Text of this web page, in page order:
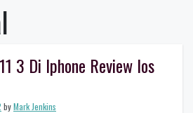
3 Di Iphone Review Ios
byMark Jenkins